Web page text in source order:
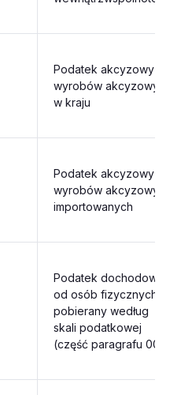
Podatek akcyzowy od
wyrobów akcyzowych
w kraju
Podatek akcyzowy od
wyrobów akcyzowych
importowanych
Podatek dochodowy
od osób fizycznych
pobierany według
skali podatkowej
(część paragrafu 001)